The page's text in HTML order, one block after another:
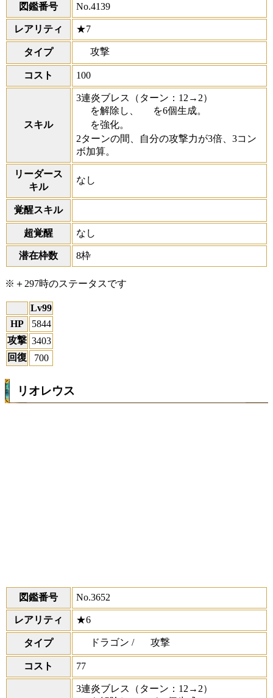
図鑑番号 No.4139
レアリティ ★7
タイプ 攻撃
コスト 100
スキル
3連炎ブレス
（ターン：12→2）
を解除し、
を6個生成。
を強化。
2ターンの間、自分の攻撃力が3倍、3コン
ボ加算。
リーダース
キル
なし
覚醒スキル
超覚醒 なし
潜在枠数 8枠
※＋297時のステータスです
Lv99
HP
5844
攻撃 3403
回復
700
リオレウス
図鑑番号 No.3652
レアリティ ★6
タイプ ドラゴン / 攻撃
コスト 77
3連炎ブレス
（ターン：12→2）